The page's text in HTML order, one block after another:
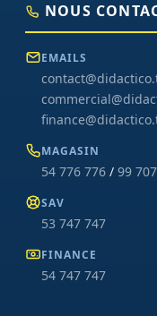
NOUS
EMAILS
MAGASIN
54 776 776 / 99
SAV
53 747 747
FINANCE
54 747 747